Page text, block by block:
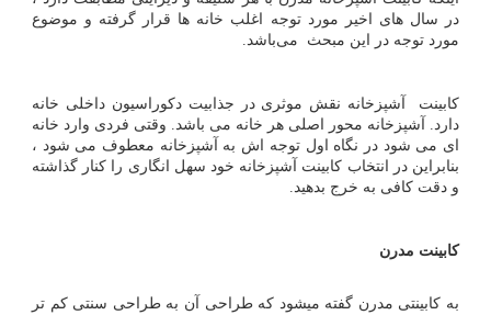
در سال های اخیر مورد توجه اغلب خانه ها قرار گرفته و موضوع
مورد توجه در این مبحث می‌باشد.
کابینت آشپزخانه نقش موثری در جذابیت دکوراسیون داخلی خانه
دارد. آشپزخانه محور اصلی هر خانه می باشد. وقتی فردی وارد خانه
ای می شود در نگاه اول توجه اش به آشپزخانه معطوف می شود ،
بنابراین در انتخاب کابینت آشپزخانه خود سهل ‌انگاری را کنار گذاشته
و دقت کافی به خرج بدهید.
کابینت مدرن
به کابینتی مدرن گفته میشود که طراحی آن به طراحی سنتی کم تر